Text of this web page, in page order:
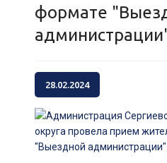
формате
28.02.2024